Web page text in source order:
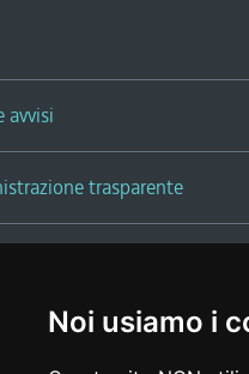
Noi usiamo i
avvisi
trasparente
e Uffici
Tessitori